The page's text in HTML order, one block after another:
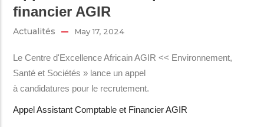
financier AGIR
Actualités May 17, 2024
Le Centre d'Excellence Africain AGIR << Environnement,
Santé et Sociétés » lance un appel
à candidatures pour le recrutement.
Appel Assistant Comptable et Financier AGIR